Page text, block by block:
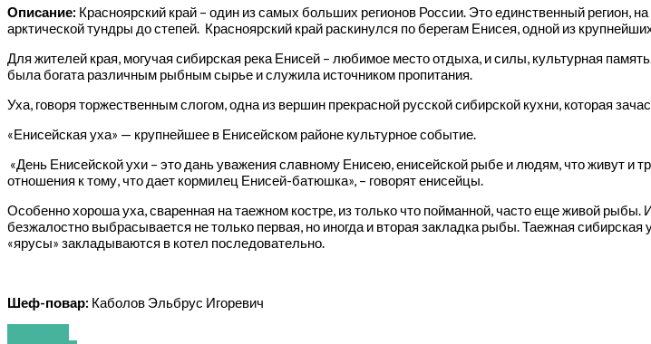
Описание: Красноярский край – один из самых больших регионов России. Это единственный регион,
арктической тундры до степей. Красноярский край раскинулся по берегам Енисея, одной из
Для жителей края, могучая сибирская река Енисей – любимое место отдыха, и силы, культурная
была богата различным рыбным сырье и служила источником пропитания.
Уха, говоря торжественным слогом, одна из вершин прекрасной русской сибирской кухни, которая
«Енисейская уха» — крупнейшее в Енисейском районе культурное событие.
«День Енисейской ухи – это дань уважения славному Енисею, енисейской рыбе и людям, что живут и
отношения к тому, что дает кормилец Енисей-батюшка», – говорят енисейцы.
Особенно хороша уха, сваренная на таежном костре, из только что пойманной, часто еще живой
безжалостно выбрасывается не только первая, но иногда и вторая закладка рыбы. Таежная
«ярусы» закладываются в котел последовательно.
Шеф-повар: Каболов Эльбрус Игоревич